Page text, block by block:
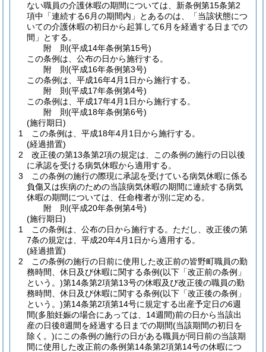
ない職員の介護休暇の期間については、新条例第15条第2
項中「連続する6月の期間内」とあるのは、「当該状態につ
いての介護休暇の初日から起算して6月を経過する日までの
間」とする。
附 則(平成14年条例第15号)
この条例は、公布の日から施行する。
附 則(平成16年条例第3号)
この条例は、平成16年4月1日から施行する。
附 則(平成17年条例第4号)
この条例は、平成17年4月1日から施行する。
附 則(平成18年条例第6号)
(施行期日)
1
この条例は、平成18年4月1日から施行する。
(経過措置)
2
改正後の第13条第2項の規定は、この条例の施行の日以後
に承認を受ける病気休暇から適用する。
3
この条例の施行の際現に承認を受けている病気休暇に係る
負傷又は疾病のための当該病気休暇の期間に連続する病気
休暇の期間については、任命権者が別に定める。
附 則(平成20年条例第4号)
(施行期日)
1
この条例は、公布の日から施行する。 ただし、改正後の第
7条の規定は、平成20年4月1日から適用する。
(経過措置)
2
この条例の施行の日前に使用した改正前の皆野町職員の勤
務時間、休日及び休暇に関する条例(以下「改正前の条例」
という。)第14条第2項第13号の休暇及び改正後の職員の勤
務時間、休日及び休暇に関する条例(以下「改正後の条例」
という。)第14条第2項第14号に規定する出産予定日の6週
間(多胎妊娠の場合にあっては、14週間)前の日から当該出
産の日後8週間を経過する日までの期間(当該期間の初日を
除く。)にこの条例の施行の日がある職員が同日前の当該期
間に使用した改正前の条例第14条第2項第14号の休暇につ